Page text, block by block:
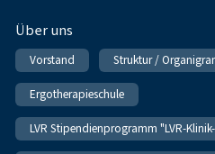
Über uns
Vorstand Struktur /
Ergotherapieschule
LVR Stipendienprogramm "LVR-Klinik-